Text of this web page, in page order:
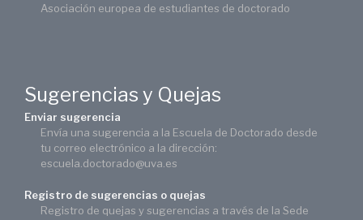
Asociación europea de estudiantes de doctorado
Sugerencias y Quejas
Enviar sugerencia
Envía una sugerencia a la Escuela de Doctorado desde
tu correo electrónico a la dirección:
escuela.doctorado@uva.es
Registro de sugerencias o quejas
Registro de quejas y sugerencias a través de la Sede